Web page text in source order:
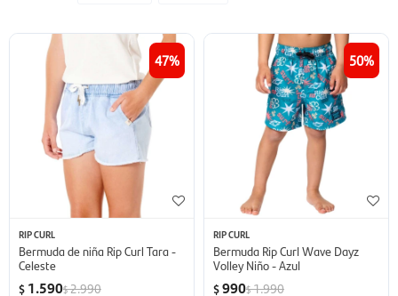
47
RIP CURL
Bermuda de niña Rip Curl Tara -
Celeste
$ 1.590$2.990
50
RIP CURL
Bermuda Rip Curl Wave Dayz
Volley Niño - Azul
$990$1.990